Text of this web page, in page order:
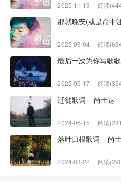
2025-11-13 阅读
那就晚安(或是命中
2025-09-04 阅读
最后一次为你写歌
2025-05-17 阅读
迁徙歌词 – 尚士达
2024-06-15 阅读
落叶归根歌词 – 尚
2024-03-22 阅读